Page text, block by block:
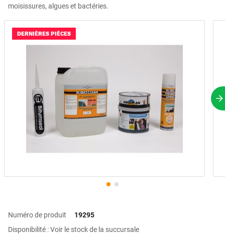
moisissures, algues et bactéries.
DERNIÈRES PIÈCES
Numéro de produit
19295
Disponibilité : Voir le stock de la succursale